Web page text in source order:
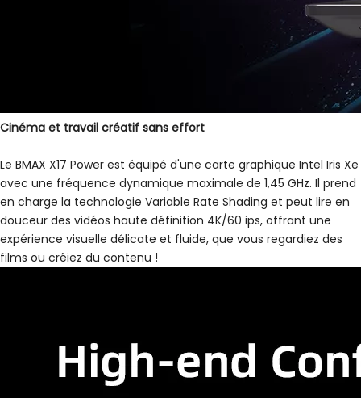
Cinéma et travail créatif sans effort
Le BMAX X17 Power est équipé d'une carte graphique Intel Iris Xe
avec une fréquence dynamique maximale de 1,45 GHz. Il prend
en charge la technologie Variable Rate Shading et peut lire en
douceur des vidéos haute définition 4K/60 ips, offrant une
expérience visuelle délicate et fluide, que vous regardiez des
films ou créiez du contenu !